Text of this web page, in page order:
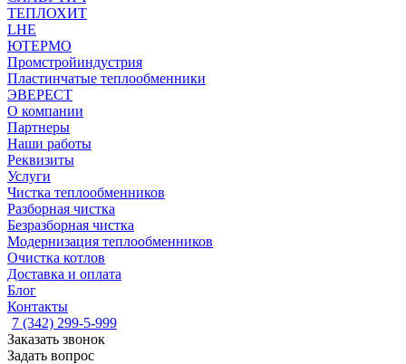
ТЕПЛОХИТ
LHE
ЮТЕРМО
Промстройиндустрия
Пластинчатые теплообменники
ЭВЕРЕСТ
О компании
Партнеры
Наши работы
Реквизиты
Услуги
Чистка теплообменников
Разборная чистка
Безразборная чистка
Модернизация теплообменников
Очистка котлов
Доставка и оплата
Блог
Контакты
7 (342) 299-5-999
Заказать звонок
Задать вопрос